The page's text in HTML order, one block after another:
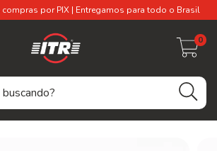
por PIX | Entregamos para todo o Brasil
0